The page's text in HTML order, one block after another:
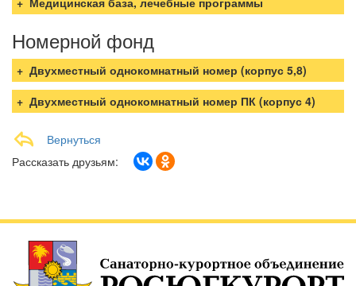
Номерной фонд
Двухместный однокомнатный номер (корпус 5,8)
Двухместный однокомнатный номер ПК (корпус 4)
Вернуться
Рассказать друзьям: